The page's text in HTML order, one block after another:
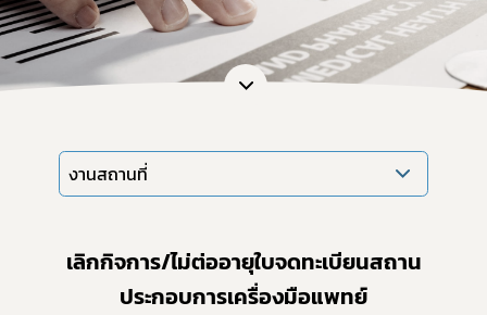
งานสถานที่
เลิกกิจการ/ไม่ต่ออายุใบจดทะเบียนสถาน
ประกอบการเครื่องมือแพทย์